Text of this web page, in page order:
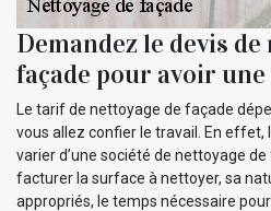
Demandez le devis
façade pour avoir
Le tarif de nettoyage de façade
vous allez confier le travail. En effet,
varier d’une société de nettoyage
facturer la surface à nettoyer, sa
appropriés, le temps nécessaire